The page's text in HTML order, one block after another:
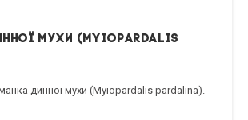
мухи (Myiopardalis
динної мухи (Myiopardalis pardalina).